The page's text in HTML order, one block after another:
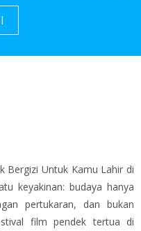
Bergizi Untuk Kamu Lahir di
keyakinan: budaya hanya
pertukaran, dan bukan
film pendek tertua di